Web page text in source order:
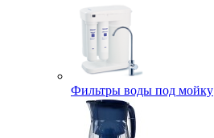
Фильтры воды под мойку